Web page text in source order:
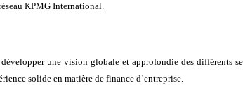
KPMG International.
une vision globale et approfondie des différents
solide en matière de finance d’entreprise.